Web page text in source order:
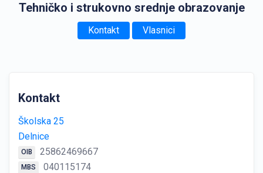
Tehničko i strukovno srednje obrazovanje
Kontakt Vlasnici
Kontakt
Školska 25
Delnice
OIB 25862469667
MBS 040115174